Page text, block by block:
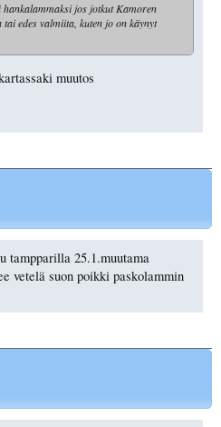
jos jotkut Kamoren
edes valmiita, kuten jo on käynyt
muutos
25.1.muutama
vetelä suon poikki paskolammin